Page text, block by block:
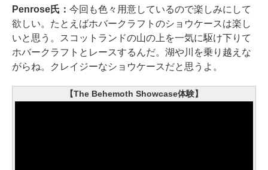
Penrose氏： 今回も色々用意しているので楽しみにして
欲しい。たとえばホバークラフトのショウケースは楽し
いと思う。スコットランドの山の上を一気に駆け下りて
ホバークラフトとレースするんだ。湖や川を乗り越えな
がらね。クレイジーなショウケースだと思うよ。
【The Behemoth Showcase体験】